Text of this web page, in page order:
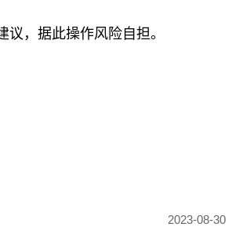
，据此操作风险自担。
2023-08-30